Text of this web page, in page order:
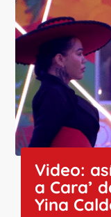
Video:
a Cara’
Yina